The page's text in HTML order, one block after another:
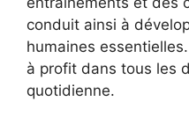
conduit ainsi à
humaines
à profit dans tous les
quotidienne.